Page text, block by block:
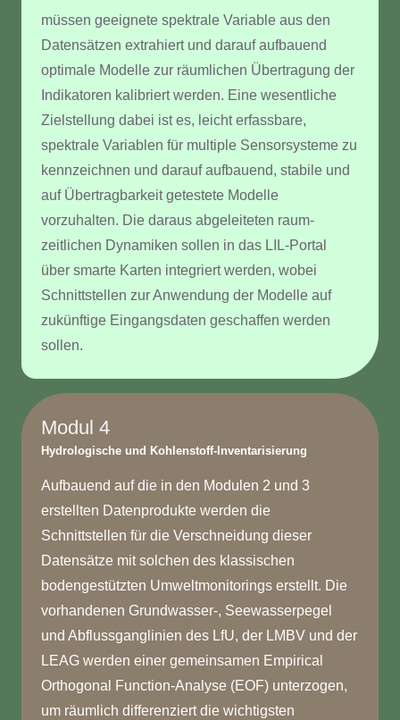
müssen geeignete spektrale Variable aus den
Datensätzen extrahiert und darauf aufbauend
optimale Modelle zur räumlichen Übertragung der
Indikatoren kalibriert werden. Eine wesentliche
Zielstellung dabei ist es, leicht erfassbare,
spektrale Variablen für multiple Sensorsysteme zu
kennzeichnen und darauf aufbauend, stabile und
auf Übertragbarkeit getestete Modelle
vorzuhalten. Die daraus abgeleiteten raum-
zeitlichen Dynamiken sollen in das LIL-Portal
über smarte Karten integriert werden, wobei
Schnittstellen zur Anwendung der Modelle auf
zukünftige Eingangsdaten geschaffen werden
sollen.
Modul 4
Hydrologische und Kohlenstoff-Inventarisierung
Aufbauend auf die in den Modulen 2 und 3
erstellten Datenprodukte werden die
Schnittstellen für die Verschneidung dieser
Datensätze mit solchen des klassischen
bodengestützten Umweltmonitorings erstellt. Die
vorhandenen Grundwasser-, Seewasserpegel
und Abflussganglinien des LfU, der LMBV und der
LEAG werden einer gemeinsamen Empirical
Orthogonal Function-Analyse (EOF) unterzogen,
um räumlich differenziert die wichtigsten